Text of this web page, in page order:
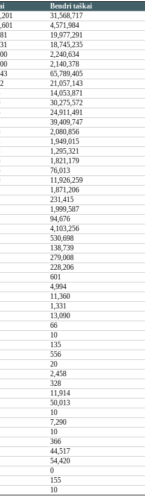
Bendri taškai
31,568,717
4,571,984
19,977,291
18,745,235
2,240,634
2,140,378
65,789,405
21,057,143
14,053,871
30,275,572
24,911,491
39,409,747
2,080,856
1,949,015
1,295,321
1,821,179
76,013
11,926,259
1,871,206
231,415
1,999,587
94,676
4,103,256
530,698
138,739
279,008
228,206
601
4,994
11,360
1,331
13,090
66
10
135
556
20
2,458
328
11,914
50,013
10
7,290
10
366
44,517
54,420
0
155
10